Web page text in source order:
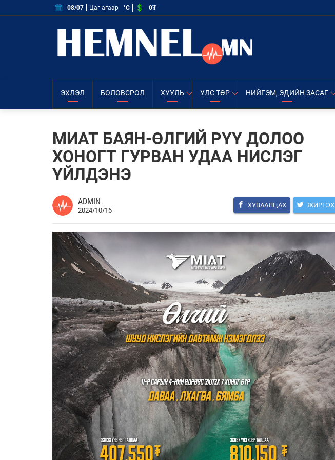
08/07 Цаг агаар °C 0₮
ЭХЛЭЛ БОЛОВСРОЛ ХУУЛЬ УЛС ТӨР НИЙГЭМ, ЭДИЙН ЗАСАГ
МИАТ БАЯН-ӨЛГИЙ РҮҮ ДОЛОО
ХОНОГТ ГУРВАН УДАА НИСЛЭГ
ҮЙЛДЭНЭ
ADMIN
2024/10/16
ХУВААЛЦАХ ЖИРГЭХ